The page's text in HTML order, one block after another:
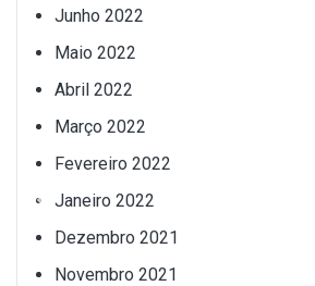
Junho 2022
Maio 2022
Abril 2022
Março 2022
Fevereiro 2022
Janeiro 2022
Dezembro 2021
Novembro 2021